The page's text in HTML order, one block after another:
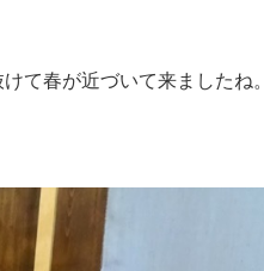
て春が近づいて来ましたね。